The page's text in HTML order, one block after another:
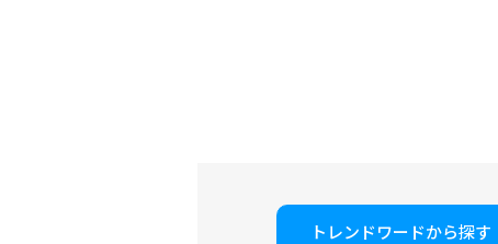
トレンドワードから探す